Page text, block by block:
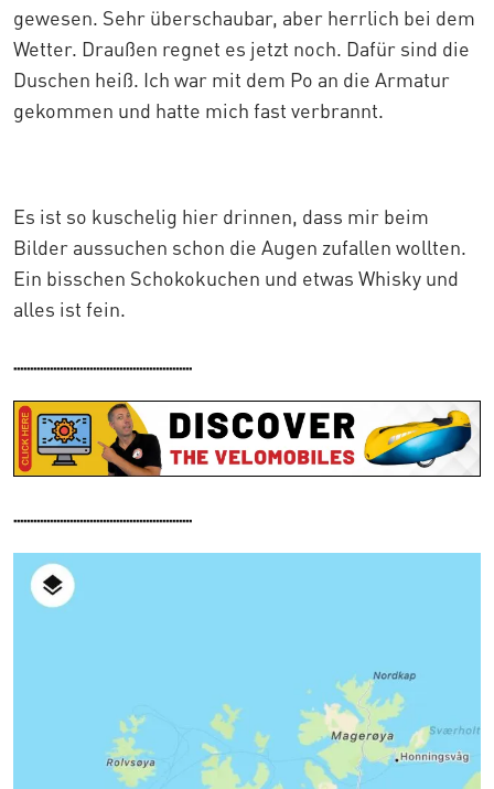
gewesen. Sehr überschaubar, aber herrlich bei dem
Wetter. Draußen regnet es jetzt noch. Dafür sind die
Duschen heiß. Ich war mit dem Po an die Armatur
gekommen und hatte mich fast verbrannt.
Es ist so kuschelig hier drinnen, dass mir beim
Bilder aussuchen schon die Augen zufallen wollten.
Ein bisschen Schokokuchen und etwas Whisky und
alles ist fein.
......................................................